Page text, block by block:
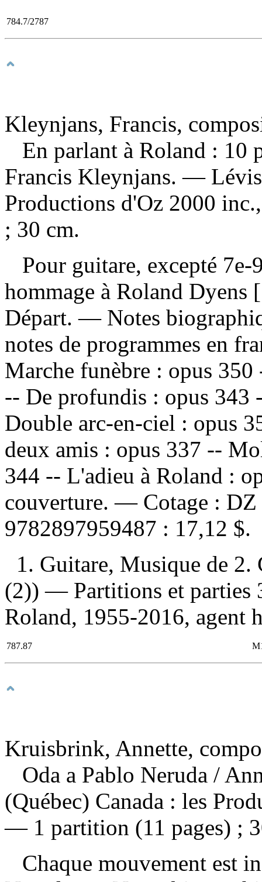
784.7/2787
Kleynjans, Francis,
En parlant à Roland : 10
Francis Kleynjans. — Lévis
Productions d'Oz 2000
; 30 cm.
Pour guitare, excepté
hommage à Roland
Départ. — Notes
notes de programmes en
Marche funèbre : opus
-- De profundis : opus 343
Double arc-en-ciel : opus
deux amis : opus 337 --
344 -- L'adieu à Roland :
couverture. — Cotage :
9782897959487 : 17,12 $.
1. Guitare, Musique de
(2)) — Partitions et parties
Roland, 1955-2016, agent
787.87
Kruisbrink, Annette,
Oda a Pablo Neruda /
(Québec) Canada : les
— 1 partition (11 pages) ;
Chaque mouvement est